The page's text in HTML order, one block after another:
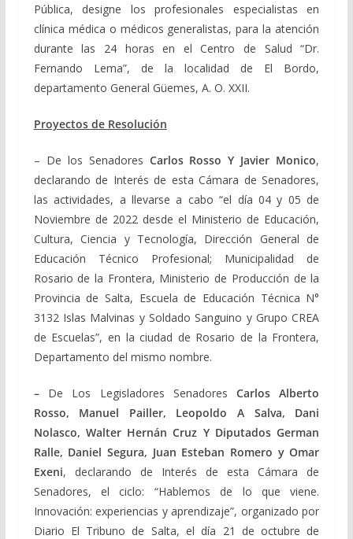
Pública, designe los profesionales especialistas en
clínica médica o médicos generalistas, para la atención
durante las 24 horas en el Centro de Salud “Dr.
Fernando Lema”, de la localidad de El Bordo,
departamento General Güemes, A. O. XXII.
Proyectos de Resolución
– De los Senadores Carlos Rosso Y Javier Monico,
declarando de Interés de esta Cámara de Senadores,
las actividades, a llevarse a cabo “el día 04 y 05 de
Noviembre de 2022 desde el Ministerio de Educación,
Cultura, Ciencia y Tecnología, Dirección General de
Educación Técnico Profesional; Municipalidad de
Rosario de la Frontera, Ministerio de Producción de la
Provincia de Salta, Escuela de Educación Técnica N°
3132 Islas Malvinas y Soldado Sanguino y Grupo CREA
de Escuelas”, en la ciudad de Rosario de la Frontera,
Departamento del mismo nombre.
– De Los Legisladores Senadores Carlos Alberto
Rosso, Manuel Pailler, Leopoldo A Salva, Dani
Nolasco, Walter Hernán Cruz Y Diputados German
Ralle, Daniel Segura, Juan Esteban Romero y Omar
Exeni, declarando de Interés de esta Cámara de
Senadores, el ciclo: “Hablemos de lo que viene.
Innovación: experiencias y aprendizaje”, organizado por
Diario El Tribuno de Salta, el día 21 de octubre de